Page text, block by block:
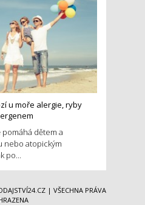
u moře alergie, ryby
dětem a
nebo atopickým
po...
| VŠECHNA PRÁVA